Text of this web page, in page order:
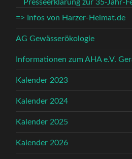
Presseerklärung zur 35-Jahr-
=> Infos von Harzer-Heimat.de
AG Gewässerökologie
Informationen zum AHA e.V.
Kalender 2023
Kalender 2024
Kalender 2025
Kalender 2026